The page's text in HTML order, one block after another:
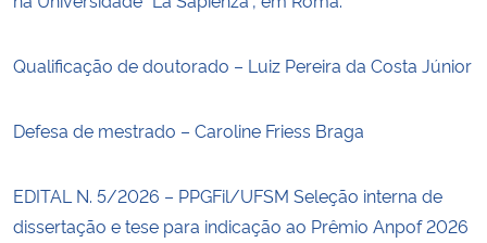
Qualificação de doutorado – Luiz Pereira da Costa Júnior
Defesa de mestrado – Caroline Friess Braga
EDITAL N. 5/2026 – PPGFil/UFSM Seleção interna de
dissertação e tese para indicação ao Prêmio Anpof 2026